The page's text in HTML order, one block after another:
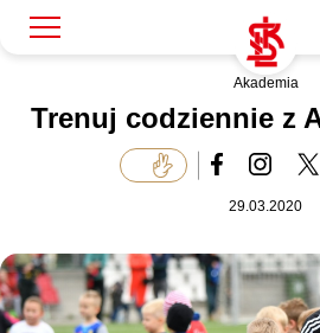
Klub
Bilety
Akademia
Trenuj codziennie z
29.03.2020